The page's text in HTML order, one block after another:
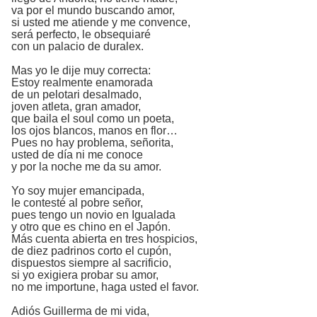
va por el mundo buscando amor,
si usted me atiende y me convence,
será perfecto, le obsequiaré
con un palacio de duralex.
Mas yo le dije muy correcta:
Estoy realmente enamorada
de un pelotari desalmado,
joven atleta, gran amador,
que baila el soul como un poeta,
los ojos blancos, manos en flor…
Pues no hay problema, señorita,
usted de día ni me conoce
y por la noche me da su amor.
Yo soy mujer emancipada,
le contesté al pobre señor,
pues tengo un novio en Igualada
y otro que es chino en el Japón.
Más cuenta abierta en tres hospicios,
de diez padrinos corto el cupón,
dispuestos siempre al sacrificio,
si yo exigiera probar su amor,
no me importune, haga usted el favor.
Adiós Guillerma de mi vida,